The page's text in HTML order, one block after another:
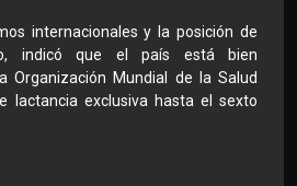
internacionales y la posición de
indicó que el país está bien
Organización Mundial de la Salud
lactancia exclusiva hasta el sexto